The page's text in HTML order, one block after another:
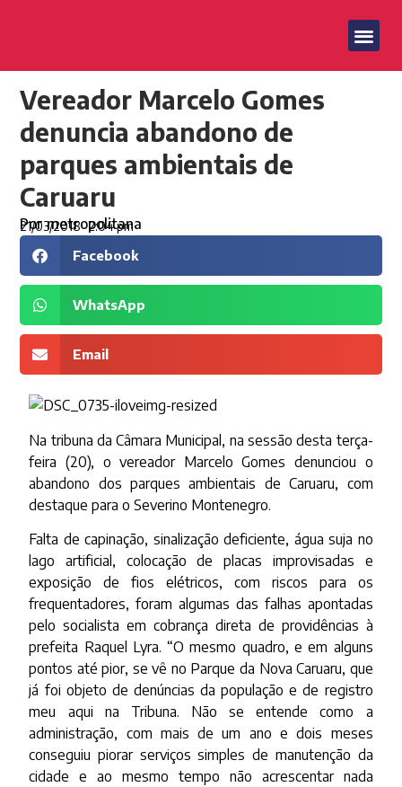
Vereador Marcelo Gomes
denuncia abandono de
parques ambientais de
Caruaru
Pormetropolitana
21/03/2018 2:04 pm
Facebook
WhatsApp
Email
Na tribuna da Câmara Municipal, na sessão desta terça-
feira (20), o vereador Marcelo Gomes denunciou o
abandono dos parques ambientais de Caruaru, com
destaque para o Severino Montenegro.
Falta de capinação, sinalização deficiente, água suja no
lago artificial, colocação de placas improvisadas e
exposição de fios elétricos, com riscos para os
frequentadores, foram algumas das falhas apontadas
pelo socialista em cobrança direta de providências à
prefeita Raquel Lyra. “O mesmo quadro, e em alguns
pontos até pior, se vê no Parque da Nova Caruaru, que
já foi objeto de denúncias da população e de registro
meu aqui na Tribuna. Não se entende como a
administração, com mais de um ano e dois meses
conseguiu piorar serviços simples de manutenção da
cidade e ao mesmo tempo não acrescentar nada